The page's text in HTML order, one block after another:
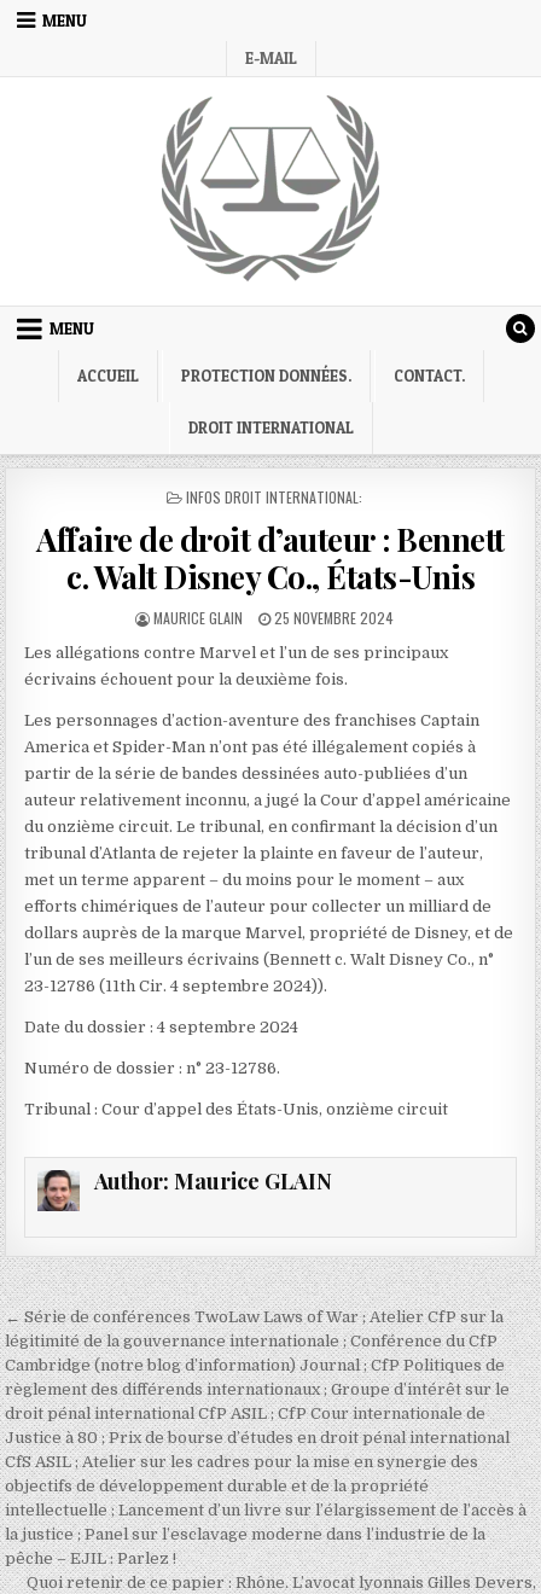
Skip
MENU
E-MAIL
MENU
ACCUEIL PROTECTION DONNÉES. CONTACT.
DROIT INTERNATIONAL
POSTED
INFOS DROIT INTERNATIONAL:
Affaire de droit d’auteur : Bennett
c. Walt Disney Co., États-Unis
AUTHOR:
MAURICE GLAIN
PUBLISHED
25 NOVEMBRE 2024
Les allégations contre Marvel et l’un de ses principaux
écrivains échouent pour la deuxième fois.
Les personnages d’action-aventure des franchises Captain
America et Spider-Man n’ont pas été illégalement copiés à
partir de la série de bandes dessinées auto-publiées d’un
auteur relativement inconnu, a jugé la Cour d’appel américaine
du onzième circuit. Le tribunal, en confirmant la décision d’un
tribunal d’Atlanta de rejeter la plainte en faveur de l’auteur,
met un terme apparent – du moins pour le moment – aux
efforts chimériques de l’auteur pour collecter un milliard de
dollars auprès de la marque Marvel, propriété de Disney, et de
l’un de ses meilleurs écrivains (Bennett c. Walt Disney Co., n°
23-12786 (11th Cir. 4 septembre 2024)).
Date du dossier : 4 septembre 2024
Numéro de dossier : n° 23-12786.
Tribunal : Cour d’appel des États-Unis, onzième circuit
Author: Maurice GLAIN
Navigation
de
l’article
← Série de conférences TwoLaw Laws of War ; Atelier CfP sur la
légitimité de la gouvernance internationale ; Conférence du CfP
Cambridge (notre blog d’information) Journal ; CfP Politiques de
règlement des différends internationaux ; Groupe d’intérêt sur le
droit pénal international CfP ASIL ; CfP Cour internationale de
Justice à 80 ; Prix ​​de bourse d’études en droit pénal international
CfS ASIL ; Atelier sur les cadres pour la mise en synergie des
objectifs de développement durable et de la propriété
intellectuelle ; Lancement d’un livre sur l’élargissement de l’accès à
la justice ; Panel sur l’esclavage moderne dans l’industrie de la
pêche – EJIL : Parlez !
Quoi retenir de ce papier : Rhône. L’avocat lyonnais Gilles Devers,